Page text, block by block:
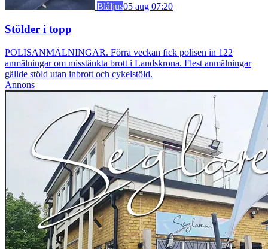
Blåljus05 aug 07:20
Stölder i topp
POLISANMÄLNINGAR. Förra veckan fick polisen in 122
anmälningar om misstänkta brott i Landskrona. Flest anmälningar
gällde stöld utan inbrott och cykelstöld.
Annons